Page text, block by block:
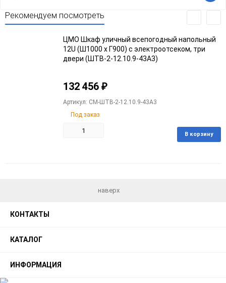
Рекомендуем посмотреть
ЦМО Шкаф уличный всепогодный напольный
12U (Ш1000 х Г900) с электроотсеком, три
двери (ШТВ-2-12.10.9-43А3)
132 456 ₽
Артикул: CM-ШТВ-2-12.10.9-43А3
Под заказ
В корзину
наверх
КОНТАКТЫ
КАТАЛОГ
ИНФОРМАЦИЯ